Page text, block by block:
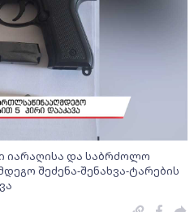
და საბრძოლო
შეძენა-შენახვა-ტარების